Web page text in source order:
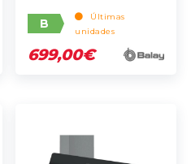
B
Últimas
unidades
699,00€